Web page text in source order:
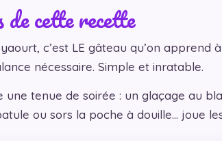
cette recette
c’est LE gâteau qu’on
nécessaire. Simple et inratable.
une tenue de soirée : un glaçage au
ou sors la poche à douille… joue